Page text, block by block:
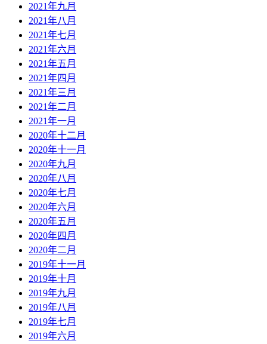
2021年九月
2021年八月
2021年七月
2021年六月
2021年五月
2021年四月
2021年三月
2021年二月
2021年一月
2020年十二月
2020年十一月
2020年九月
2020年八月
2020年七月
2020年六月
2020年五月
2020年四月
2020年二月
2019年十一月
2019年十月
2019年九月
2019年八月
2019年七月
2019年六月